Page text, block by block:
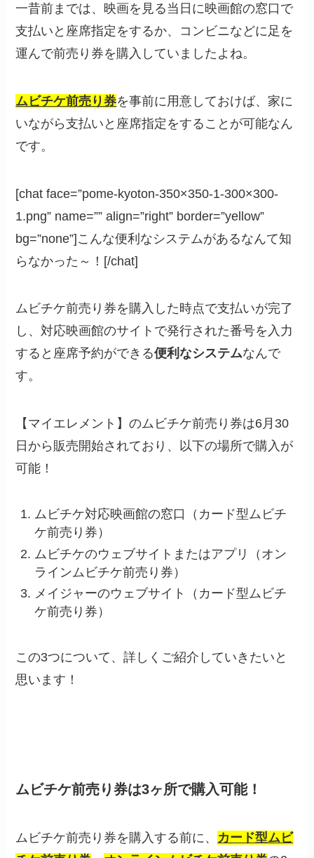
一昔前までは、映画を見る当日に映画館の窓口で
支払いと座席指定をするか、コンビニなどに足を
運んで前売り券を購入していましたよね。
ムビチケ前売り券を事前に用意しておけば、家に
いながら支払いと座席指定をすることが可能なん
です。
[chat face=”pome-kyoton-350×350-1-300×300-
1.png” name=”” align=”right” border=”yellow”
bg=”none”]こんな便利なシステムがあるなんて知
らなかった～！[/chat]
ムビチケ前売り券を購入した時点で支払いが完了
し、対応映画館のサイトで発行された番号を入力
すると座席予約ができる便利なシステムなんで
す。
【マイエレメント】のムビチケ前売り券は6月30
日から販売開始されており、以下の場所で購入が
可能！
ムビチケ対応映画館の窓口（カード型ムビチ
ケ前売り券）
ムビチケのウェブサイトまたはアプリ（オン
ラインムビチケ前売り券）
メイジャーのウェブサイト（カード型ムビチ
ケ前売り券）
この3つについて、詳しくご紹介していきたいと
思います！
ムビチケ前売り券は3ヶ所で購入可能！
ムビチケ前売り券を購入する前に、 カード型ムビ